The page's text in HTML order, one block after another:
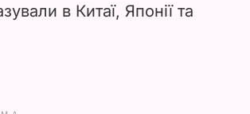
в Китаї, Японії та